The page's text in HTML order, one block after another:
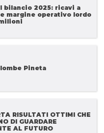
bilancio 2025: ricavi a
margine operativo lordo
Pineta
RISULTATI OTTIMI CHE
DI GUARDARE
AL FUTURO